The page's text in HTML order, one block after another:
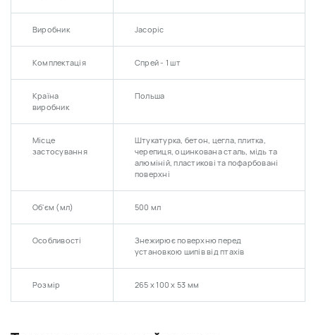
іншими препаратами.
Виробник Jacopic
Комплектація Спрей - 1 шт
Країна
виробник
Польша
Місце
застосування
Штукатурка, бетон, цегла, плитка,
черепиця, оцинкована сталь, мідь та
алюміній, пластикові та пофарбовані
поверхні
Об'єм (мл) 500 мл
Особливості
Знежирює поверхню перед
установкою шипів від птахів
Розмір 265 х 100 х 53 мм